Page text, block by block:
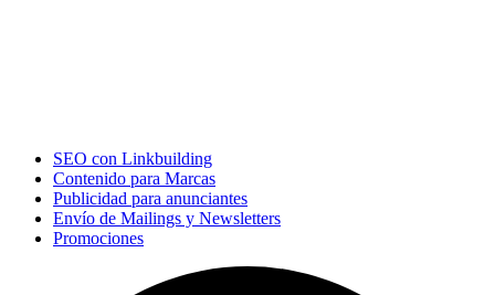
SEO con Linkbuilding
Contenido para Marcas
Publicidad para anunciantes
Envío de Mailings y Newsletters
Promociones